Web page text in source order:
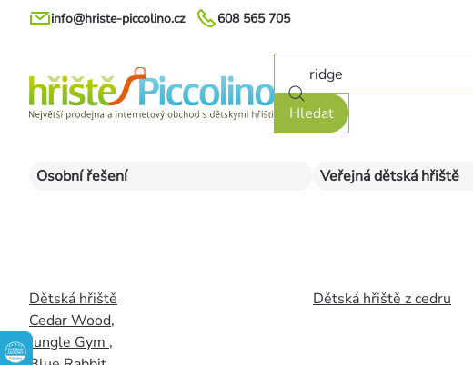
Přejít
608 565 705
info@hriste-piccolino.cz
Hledat
Osobní řešení
Dětská hřiště
Cedar Wood,
Jungle Gym ,
Veřejná dětská hřiště
Dětská hřiště z cedru